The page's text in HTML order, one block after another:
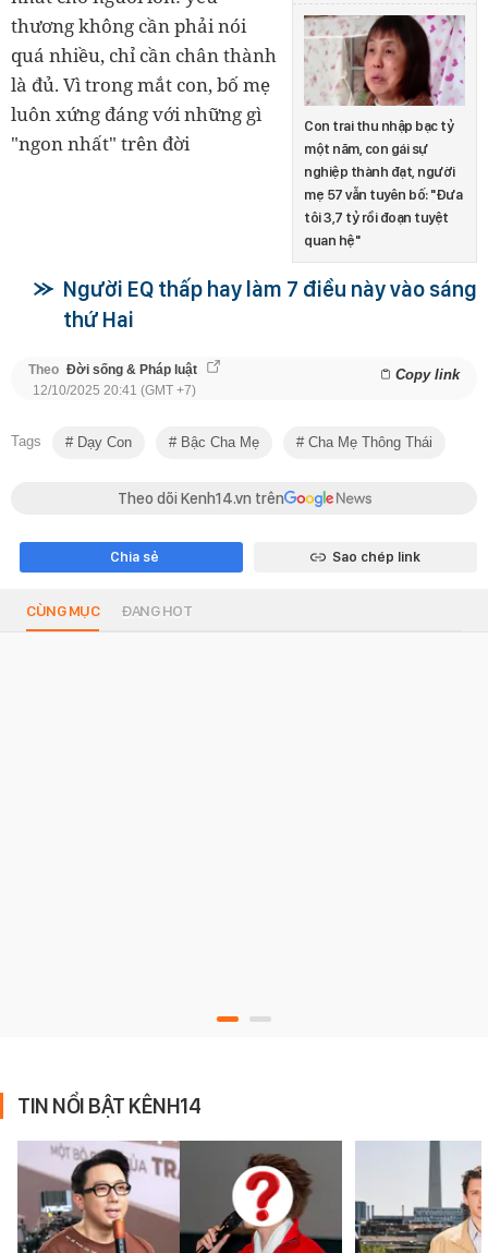
Con trai thu nhập bạc tỷ
một năm, con gái sự
nghiệp thành đạt, người
mẹ 57 vẫn tuyên bố: "Đưa
tôi 3,7 tỷ rồi đoạn tuyệt
quan hệ"
thương không cần phải nói
quá nhiều, chỉ cần chân thành
là đủ. Vì trong mắt con, bố mẹ
luôn xứng đáng với những gì
"ngon nhất" trên đời
Người EQ thấp hay làm 7 điều này vào sáng
thứ Hai
Theo Đời sống & Pháp luật Copy link
12/10/2025 20:41 (GMT +7)
Tags Dạy Con Bậc Cha Mẹ Cha Mẹ Thông Thái
Theo dõi Kenh14.vn trên
Chia sẻ Sao chép link
CÙNG MỤC ĐANG HOT
TIN NỔI BẬT KÊNH14